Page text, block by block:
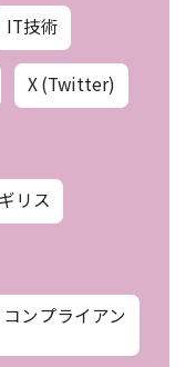
IT技術
X (Twitter)
リス
ンプライアン